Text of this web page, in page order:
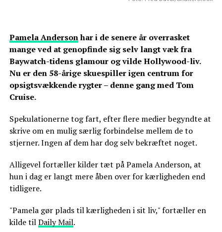
Pamela Andersonhar i de senere år overrasket
mange ved at genopfinde sig selv langt væk fra
Baywatch-tidens glamour og vilde Hollywood-liv.
Nu er den 58-årige skuespiller igen centrum for
opsigtsvækkende rygter – denne gang med Tom
Cruise.
Spekulationerne tog fart, efter flere medier begyndte at
skrive om en mulig særlig forbindelse mellem de to
stjerner. Ingen af dem har dog selv bekræftet noget.
Alligevel fortæller kilder tæt på Pamela Anderson, at
hun i dag er langt mere åben over for kærligheden end
tidligere.
"Pamela gør plads til kærligheden i sit liv," fortæller en
kilde tilDaily Mail.